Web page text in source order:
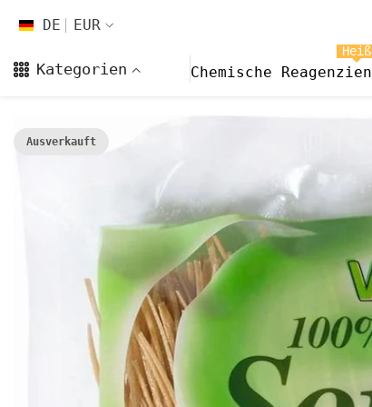
DE
EUR
Kategorien Chemische Reagenzien
Heiß
Ausverkauft